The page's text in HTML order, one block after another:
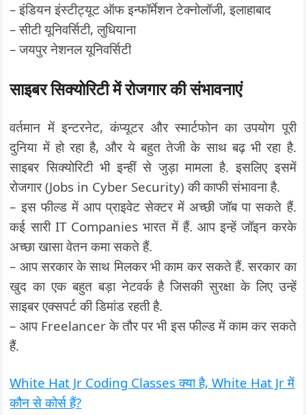
– इंडियन इंस्टीट्यूट ऑफ इन्फॉर्मेशन टेक्नोलॉजी, इलाहाबाद
– सीटी यूनिवर्सिटी, लुधियाना
– जयपुर नेशनल यूनिवर्सिटी
साइबर सिक्योरिटी में रोजगार की संभावनाएं
वर्तमान में इन्टरनेट, कंप्यूटर और स्मार्टफोन का उपयोग पूरी
दुनिया में हो रहा है, और ये बहुत तेजी के साथ बढ़ भी रहा है.
साइबर सिक्योरिटी भी इन्हीं से जुड़ा मामला है. इसलिए इसमें
रोजगार (Jobs in Cyber Security) की काफी संभावना है.
– इस फील्ड में आप प्राइवेट सेक्टर में अच्छी जॉब पा सकते हैं.
कई सारी IT Companies भारत में हैं. आप इन्हें जॉइन करके
अच्छा खासा वेतन कमा सकते हैं.
– आप सरकार के साथ मिलकर भी काम कर सकते हैं. सरकार का
खुद का एक बहुत बड़ा नेटवर्क है जिसकी सुरक्षा के लिए उन्हें
साइबर एक्सपर्ट की डिमांड रहती है.
– आप Freelancer के तौर पर भी इस फील्ड में काम कर सकते
हैं.
White Hat Jr Coding Classes क्या है, White Hat Jr में
कौन से कोर्स हैं?